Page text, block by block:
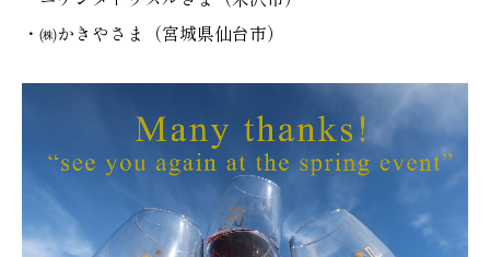
・㈱かきやさま（宮城県仙台市）